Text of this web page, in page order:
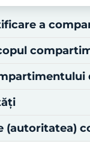
a
(autoritatea)